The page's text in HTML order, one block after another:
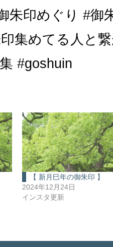
朱印めぐり #御
集めてる人と
#goshuin
【 新月巳年の御朱印 】
2024年12月24日
インスタ更新